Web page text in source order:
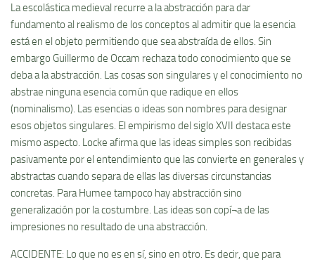
La escolástica medieval recurre a la abstracción para dar
fundamento al realismo de los conceptos al admitir que la esencia
está en el objeto permitiendo que sea abstraí­da de ellos. Sin
embargo Guillermo de Occam rechaza todo conocimiento que se
deba a la abstracción. Las cosas son singulares y el conocimiento no
abstrae ninguna esencia común que radique en ellos
(nominalismo). Las esencias o ideas son nombres para designar
esos objetos singulares. El empirismo del siglo XVII destaca este
mismo aspecto. Locke afirma que las ideas simples son recibidas
pasivamente por el entendimiento que las convierte en generales y
abstractas cuando separa de ellas las diversas circunstancias
concretas. Para Humee tampoco hay abstracción sino
generalización por la costumbre. Las ideas son copí¬a de las
impresiones no resultado de una abstracción.
ACCIDENTE: Lo que no es en sí­, sino en otro. Es decir, que para